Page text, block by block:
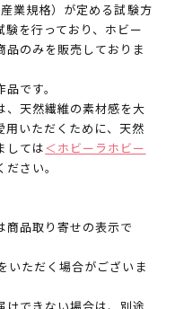
業規格）が定める試験方
を行っており、ホビー
のみを販売しておりま
です。
、天然繊維の素材感を大
いただくために、天然
しては＜ホビーラホビー
ださい。
品取り寄せの表示で
いただく場合がございま